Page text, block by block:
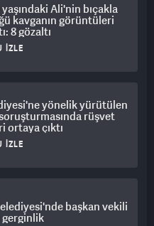
Ali'nin bıçakla
kavganın görüntüleri
8 gözaltı
İZLE
yönelik yürütülen
rüşvet
ortaya çıktı
İZLE
başkan vekili